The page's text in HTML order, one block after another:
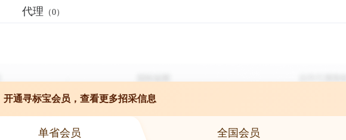
代理 （0）
开通寻标宝会员，查看更多招采信息
单省会员 全国会员